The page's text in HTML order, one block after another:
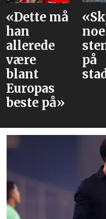
«Skjedde
noe med
på
stadion»